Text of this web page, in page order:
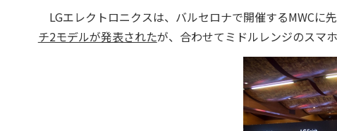
LGエレクトロニクスは、バルセロナで開催するMWCに
チ2モデルが発表されたが、合わせてミドルレンジのスマ